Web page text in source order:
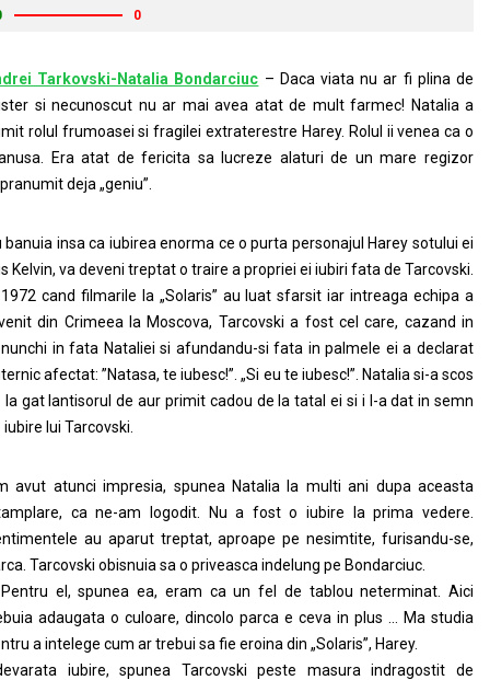
0
Tarkovski-Natalia Bondarciuc – Daca viata nu ar fi plina de
si necunoscut nu ar mai avea atat de mult farmec! Natalia a
rolul frumoasei si fragilei extraterestre Harey. Rolul ii venea ca o
Era atat de fericita sa lucreze alaturi de un mare regizor
deja „geniu”.
banuia insa ca iubirea enorma ce o purta personajul Harey sotului ei
Kelvin, va deveni treptat o traire a propriei ei iubiri fata de Tarcovski.
cand filmarile la „Solaris” au luat sfarsit iar intreaga echipa a
din Crimeea la Moscova, Tarcovski a fost cel care, cazand in
in fata Nataliei si afundandu-si fata in palmele ei a declarat
afectat: ”Natasa, te iubesc!”. „Si eu te iubesc!”. Natalia si-a scos
la gat lantisorul de aur primit cadou de la tatal ei si i l-a dat in semn
iubire lui Tarcovski.
avut atunci impresia, spunea Natalia la multi ani dupa aceasta
ca ne-am logodit. Nu a fost o iubire la prima vedere.
au aparut treptat, aproape pe nesimtite, furisandu-se,
Tarcovski obisnuia sa o priveasca indelung pe Bondarciuc.
el, spunea ea, eram ca un fel de tablou neterminat. Aici
adaugata o culoare, dincolo parca e ceva in plus … Ma studia
a intelege cum ar trebui sa fie eroina din „Solaris”, Harey.
iubire, spunea Tarcovski peste masura indragostit de